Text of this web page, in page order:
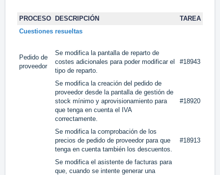
PROCESO DESCRIPCIÓN
TAREA
Cuestiones resueltas
Pedido de
proveedor
Se modifica la pantalla de reparto de
costes adicionales para poder modificar el
tipo de reparto.
#18943
Se modifica la creación del pedido de
proveedor desde la pantalla de gestión de
stock mínimo y aprovisionamiento para
que tenga en cuenta el IVA
correctamente.
#18920
Se modifica la comprobación de los
precios de pedido de proveedor para que
tenga en cuenta también los descuentos.
#18913
Se modifica el asistente de facturas para
que, cuando se intente generar una